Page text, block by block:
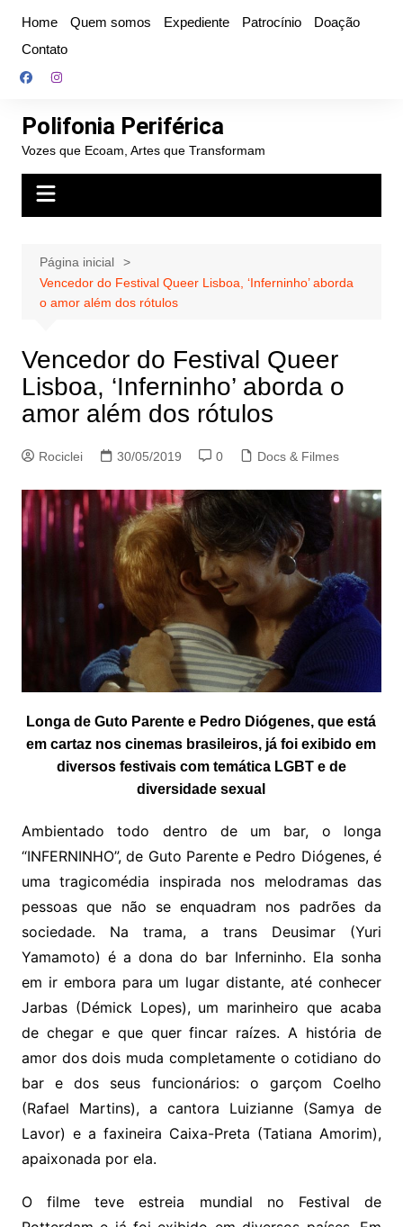
conteúdo
Home Quem somos Expediente Patrocínio
Doação
Contato
Polifonia Periférica
Vozes que Ecoam, Artes que Transformam
Página inicial
Vencedor do Festival Queer Lisboa, ‘Inferninho’ aborda
o amor além dos rótulos
Vencedor do Festival Queer
Lisboa, ‘Inferninho’ aborda o
amor além dos rótulos
Rociclei 30/05/2019 0 Docs & Filmes
Longa de Guto Parente e Pedro Diógenes, que está
em cartaz nos cinemas brasileiros, já foi exibido em
diversos festivais com temática LGBT e de
diversidade sexual
Ambientado todo dentro de um bar, o longa
“INFERNINHO”, de Guto Parente e Pedro Diógenes, é
uma tragicomédia inspirada nos melodramas das
pessoas que não se enquadram nos padrões da
sociedade. Na trama, a trans Deusimar (Yuri
Yamamoto) é a dona do bar Inferninho. Ela sonha
em ir embora para um lugar distante, até conhecer
Jarbas (Démick Lopes), um marinheiro que acaba
de chegar e que quer fincar raízes. A história de
amor dos dois muda completamente o cotidiano do
bar e dos seus funcionários: o garçom Coelho
(Rafael Martins), a cantora Luizianne (Samya de
Lavor) e a faxineira Caixa-Preta (Tatiana Amorim),
apaixonada por ela.
O filme teve estreia mundial no Festival de